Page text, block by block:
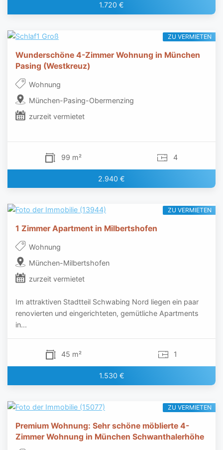
1.720 €
Wunderschöne 4-Zimmer Wohnung in München
Pasing (Westkreuz)
Wohnung
München-Pasing-Obermenzing
zurzeit vermietet
99 m² 4
2.940 €
ZU VERMIETEN
1 Zimmer Apartment in Milbertshofen
Wohnung
München-Milbertshofen
zurzeit vermietet
Im attraktiven Stadtteil Schwabing Nord liegen ein paar
renovierten und eingerichteten, gemütliche Apartments
in...
45 m² 1
1.530 €
ZU VERMIETEN
Premium Wohnung: Sehr schöne möblierte 4-
Zimmer Wohnung in München Schwanthalerhöhe
ZU VERMIETEN